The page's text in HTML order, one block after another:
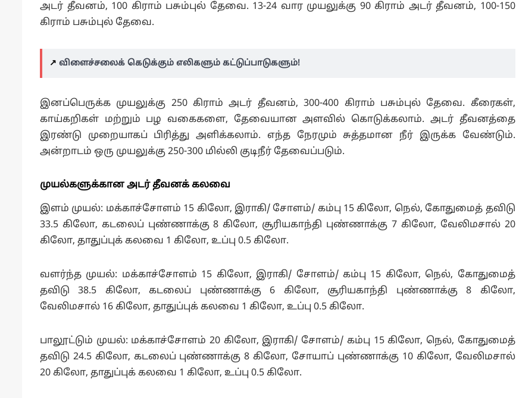
அடர் தீவனம், 100 கிராம் பசும்புல் தேவை. 13-24 வார முயலுக்கு 90 கிராம் அடர் தீவனம், 100-150
கிராம் பசும்புல் தேவை.
↗️ விளைச்சலைக் கெடுக்கும் எலிகளும் கட்டுப்பாடுகளும்!
இனப்பெருக்க முயலுக்கு 250 கிராம் அடர் தீவனம், 300-400 கிராம் பசும்புல் தேவை. கீரைகள்,
காய்கறிகள் மற்றும் பழ வகைகளை, தேவையான அளவில் கொடுக்கலாம். அடர் தீவனத்தை
இரண்டு முறையாகப் பிரித்து அளிக்கலாம். எந்த நேரமும் சுத்தமான நீர் இருக்க வேண்டும்.
அன்றாடம் ஒரு முயலுக்கு 250-300 மில்லி குடிநீர் தேவைப்படும்.
முயல்களுக்கான அடர் தீவனக் கலவை
இளம் முயல்: மக்காச்சோளம் 15 கிலோ, இராகி/ சோளம்/ கம்பு 15 கிலோ, நெல், கோதுமைத் தவிடு
33.5 கிலோ, கடலைப் புண்ணாக்கு 8 கிலோ, சூரியகாந்தி புண்ணாக்கு 7 கிலோ, வேலிமசால் 20
கிலோ, தாதுப்புக் கலவை 1 கிலோ, உப்பு 0.5 கிலோ.
வளர்ந்த முயல்: மக்காச்சோளம் 15 கிலோ, இராகி/ சோளம்/ கம்பு 15 கிலோ, நெல், கோதுமைத்
தவிடு 38.5 கிலோ, கடலைப் புண்ணாக்கு 6 கிலோ, சூரியகாந்தி புண்ணாக்கு 8 கிலோ,
வேலிமசால் 16 கிலோ, தாதுப்புக் கலவை 1 கிலோ, உப்பு 0.5 கிலோ.
பாலூட்டும் முயல்: மக்காச்சோளம் 20 கிலோ, இராகி/ சோளம்/ கம்பு 15 கிலோ, நெல், கோதுமைத்
தவிடு 24.5 கிலோ, கடலைப் புண்ணாக்கு 8 கிலோ, சோயாப் புண்ணாக்கு 10 கிலோ, வேலிமசால்
20 கிலோ, தாதுப்புக் கலவை 1 கிலோ, உப்பு 0.5 கிலோ.